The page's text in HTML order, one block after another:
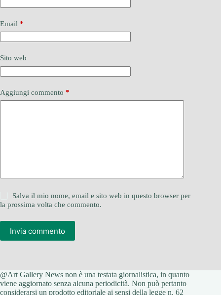
Email *
Sito web
Aggiungi commento *
Salva il mio nome, email e sito web in questo browser per
la prossima volta che commento.
Invia commento
@Art Gallery News non è una testata giornalistica, in quanto
viene aggiornato senza alcuna periodicità. Non può pertanto
considerarsi un prodotto editoriale ai sensi della legge n. 62